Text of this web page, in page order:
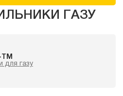
ГАЗУ
TM
для газу